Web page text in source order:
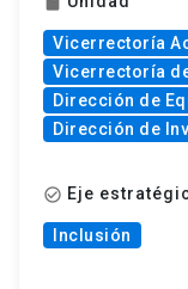
Vicerrectoría
Vicerrectoría
Dirección de
Dirección de
check_circle_outline Eje
Inclusión